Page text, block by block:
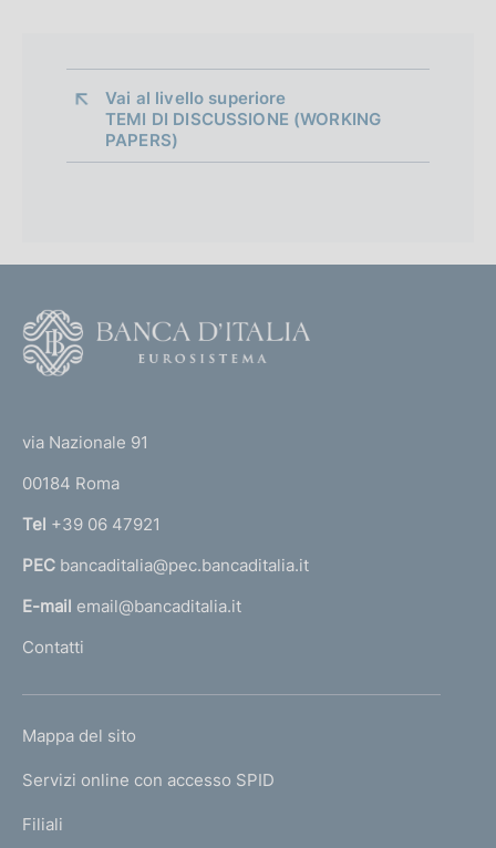
d
i
e
n
t
o
Vai al livello superiore
TEMI DI DISCUSSIONE (WORKING
PAPERS)
r
n
a
l
'
m
e
a
via Nazionale 91
00184 Roma
Tel +39 06 47921
PEC bancaditalia@pec.bancaditalia.it
E-mail email@bancaditalia.it
Contatti
L
N
K
Mappa del sito
Servizi online con accesso SPID
Filiali